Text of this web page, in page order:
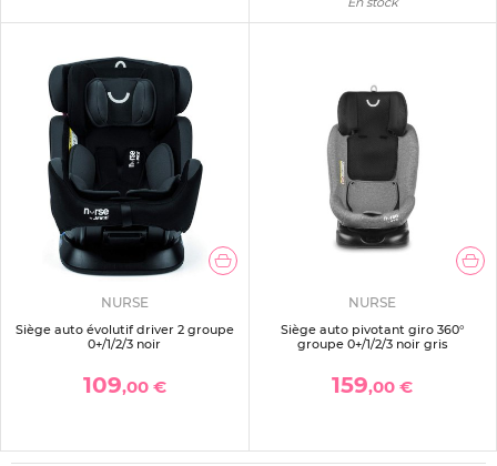
NURSE
Siège auto évolutif driver 2 groupe
0+/1/2/3 noir
109,00 €
NURSE
Siège auto pivotant giro 360°
groupe 0+/1/2/3 noir gris
159,00 €